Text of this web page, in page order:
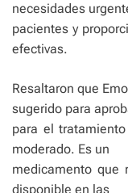
necesidades
pacientes y
efectivas.
Resaltaron que
sugerido para
para el
moderado. Es un
medicamento que
disponible en las